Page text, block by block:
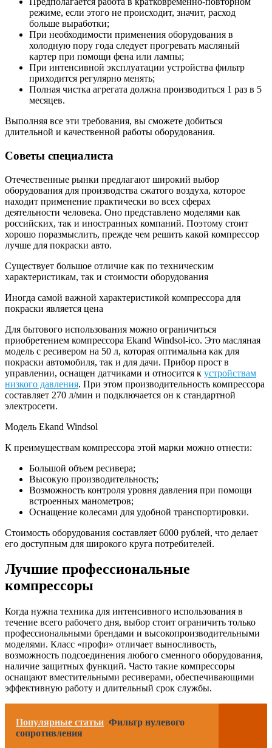
режиме, если этого не происходит, значит, расход
больше выработки;
При необходимости применения оборудования в
холодную пору года следует прогревать масляный
картер при помощи фена или лампы;
При интенсивной эксплуатации устройства фильтр
приходится регулярно менять;
Полная чистка агрегата должна производиться 1 раз в 5
месяцев.
Выполняя все эти требования, вы сможете добиться
длительной и качественной работы оборудования.
Советы специалиста
Отечественные рынки предлагают широкий выбор
оборудования для производства сжатого воздуха, которое
находит применение практически во всех сферах
деятельности человека. Оно представлено моделями как
российских, так и иностранных компаний. Поэтому стоит
хорошо поразмыслить, прежде чем решить какой компрессор
лучше для покраски авто.
Существует большое отличие как по техническим
характеристикам, так и стоимости оборудования
Иногда самой важной характеристикой компрессора для
покраски является цена
Для бытового использования можно ограничиться
приобретением компрессора Ekand Windsol-ico. Это масляная
модель с ресивером на 50 л, которая оптимальна как для
покраски автомобиля, так и для дачи. Прибор прост в
управлении, оснащен датчиками и относится к устройствам
низкого давления. При этом производительность компрессора
составляет 270 л/мин и подключается он к стандартной
электросети.
Модель Ekand Windsol
К преимуществам компрессора этой марки можно отнести:
Большой объем ресивера;
Высокую производительность;
Возможность контроля уровня давления при помощи
встроенных манометров;
Оснащение колесами для удобной транспортировки.
Стоимость оборудования составляет 6000 рублей, что делает
его доступным для широкого круга потребителей.
Лучшие профессиональные
компрессоры
Когда нужна техника для интенсивного использования в
течение всего рабочего дня, выбор стоит ограничить только
профессиональными брендами и высокопроизводительными
моделями. Класс «профи» отличает выносливость,
возможность подсоединения любого сменного оборудования,
наличие защитных функций. Часто такие компрессоры
оснащают вместительными ресиверами, обеспечивающими
эффективную работу и длительный срок службы.
Популярные статьи Фильтр нулевого
сопротивления